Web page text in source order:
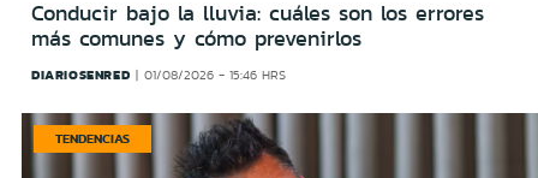
Conducir bajo la lluvia: cuáles son los errores
más comunes y cómo prevenirlos
DIARIOSENRED 01/08/2026 - 15:46 HRS
TENDENCIAS